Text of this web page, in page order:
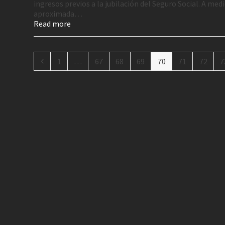
ingresos previos a la jubilación del Seguro Social. A
aproximada…
Read more
1 … 67 68 69 70 71 72